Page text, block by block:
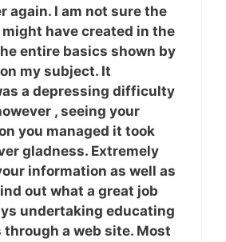
again. I am not sure the
have created in the
entire basics shown by
my subject. It
a depressing difficulty
, seeing your
you managed it took
gladness. Extremely
information as well as
out what a great job
undertaking educating
through a web site. Most